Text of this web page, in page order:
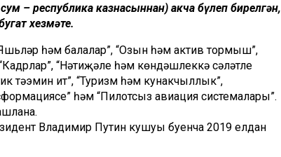
– республика казнасыннан) акча бүлеп бирелгән,
хезмәте.
һәм балалар”, “Озын һәм актив тормыш”,
“Нәтиҗәле һәм көндәшлеккә сәләтле
тәэмин итү”, “Туризм һәм кунакчыллык”,
һәм “Пилотсыз авиация системалары”.
Владимир Путин кушуы буенча 2019 елдан